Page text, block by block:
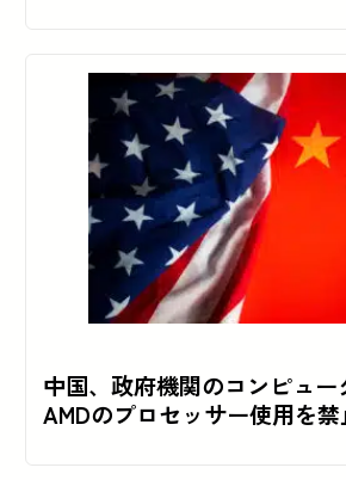
中国、政府機関のコンピュー
AMDのプロセッサー使用を